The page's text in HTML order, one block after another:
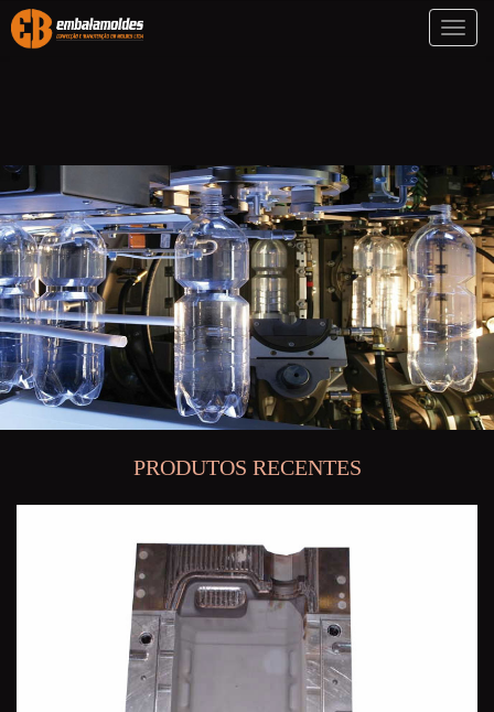
Toggle
PRODUTOS RECENTES